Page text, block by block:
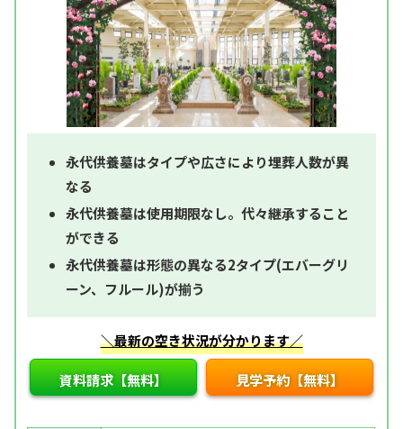
永代供養墓はタイプや広さにより埋葬人数が異
なる
永代供養墓は使用期限なし。代々継承すること
ができる
永代供養墓は形態の異なる2タイプ(エバーグリ
ーン、フルール)が揃う
＼最新の空き状況が分かります／
資料請求【無料】 見学予約【無料】